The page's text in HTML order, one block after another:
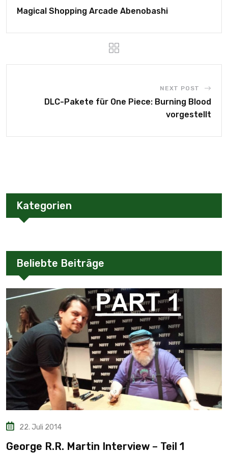
Magical Shopping Arcade Abenobashi
NEXT POST
DLC-Pakete für One Piece: Burning Blood
vorgestellt
Kategorien
Beliebte Beiträge
22. Juli 2014
George R.R. Martin Interview – Teil 1